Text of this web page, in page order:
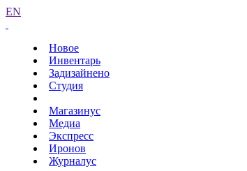
EN
Новое
Инвентарь
Задизайнено
Студия
Магазинус
Медиа
Экспресс
Иронов
Журналус